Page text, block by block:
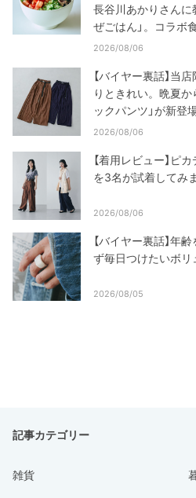
長谷川あかりさんに
ぜごはん」。コラボ
2026/08/06
【バイヤー裏話】当
りときれい。晩夏か
ックパンツ」が新登
2026/08/06
【着用レビュー】ピ
を3名が試着してみ
2026/08/06
【バイヤー裏話】年
ず毎日つけたいボリ
2026/08/05
記事カテゴリー
雑貨